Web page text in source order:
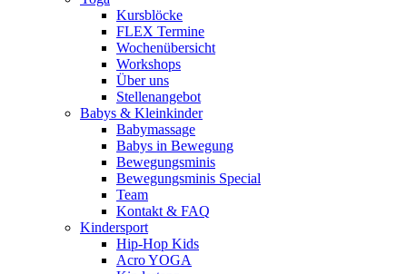
Kursblöcke
FLEX Termine
Wochenübersicht
Workshops
Über uns
Stellenangebot
Babys & Kleinkinder
Babymassage
Babys in Bewegung
Bewegungsminis
Bewegungsminis Special
Team
Kontakt & FAQ
Kindersport
Hip-Hop Kids
Acro YOGA